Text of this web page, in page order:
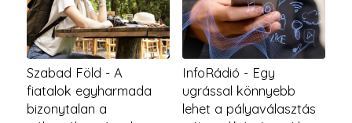
Szabad Föld - A
fiatalok egyharmada
bizonytalan a
InfoRádió - Egy
ugrással könnyebb
lehet a pályaválasztás